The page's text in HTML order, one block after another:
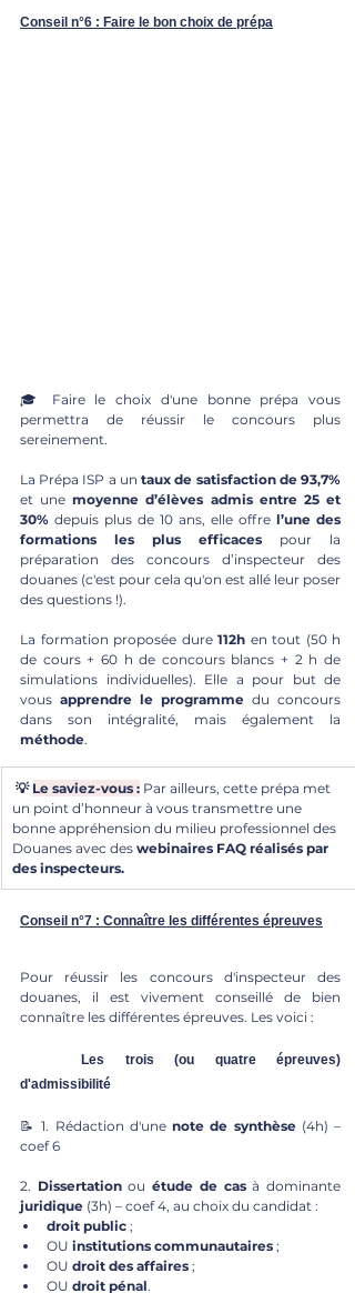
Conseil n°6 : Faire le bon choix de prépa
🎓 Faire le choix d'une bonne prépa vous
permettra de réussir le concours plus
sereinement.
La Prépa ISP a un taux de satisfaction de 93,7%
et une moyenne d’élèves admis entre 25 et
30% depuis plus de 10 ans, elle offre l’une des
formations les plus efficaces pour la
préparation des concours d’inspecteur des
douanes (c'est pour cela qu'on est allé leur poser
des questions !).
La formation proposée dure 112h en tout (50 h
de cours + 60 h de concours blancs + 2 h de
simulations individuelles). Elle a pour but de
vous apprendre le programme du concours
méthode.
💡 Le saviez-vous : Par ailleurs, cette prépa met
un point d’honneur à vous transmettre une
bonne appréhension du milieu professionnel des
Douanes avec des webinaires FAQ réalisés par
des inspecteurs.
Conseil n°7 : Connaître les différentes épreuves
Pour réussir les concours d'inspecteur des
douanes, il est vivement conseillé de bien
connaître les différentes épreuves. Les voici :
	Les trois (ou quatre épreuves)
d'admissibilité
📝 1. Rédaction d'une note de synthèse (4h) –
coef 6
2. Dissertation ou étude de cas
juridique (3h) – coef 4, au choix du candidat :
droit public ;
OU institutions communautaires ;
OU droit des affaires ;
OU droit pénal.